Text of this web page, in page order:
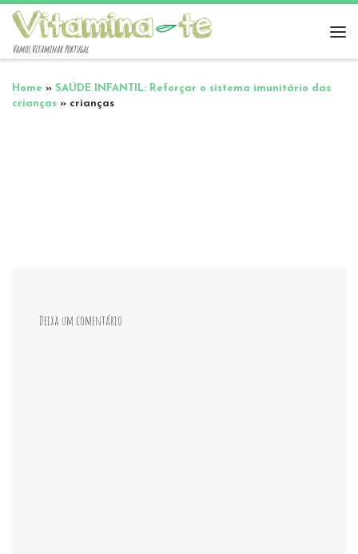
Vamos Vitaminar Portugal
Home » SAÚDE INFANTIL: Reforçar o sistema imunitário das
crianças » crianças
Deixa um comentário